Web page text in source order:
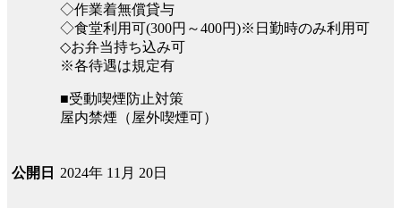
◇作業着無償貸与
◇食堂利用可(300円～400円)※日勤時のみ利用可
◇お弁当持ち込み可
※各待遇は規定有
■受動喫煙防止対策
屋内禁煙（屋外喫煙可）
公開日 2024年 11月 20日